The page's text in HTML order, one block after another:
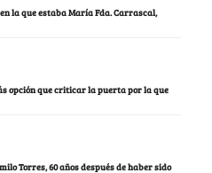
la que estaba María Fda. Carrascal,
opción que criticar la puerta por la que
Torres, 60 años después de haber sido